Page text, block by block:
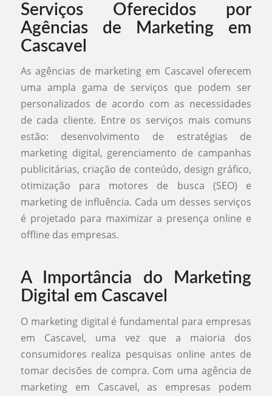
Serviços Oferecidos por
Agências de Marketing em
Cascavel
As agências de marketing em Cascavel oferecem
uma ampla gama de serviços que podem ser
personalizados de acordo com as necessidades
de cada cliente. Entre os serviços mais comuns
estão: desenvolvimento de estratégias de
marketing digital, gerenciamento de campanhas
publicitárias, criação de conteúdo, design gráfico,
otimização para motores de busca (SEO) e
marketing de influência. Cada um desses serviços
é projetado para maximizar a presença online e
offline das empresas.
A Importância do Marketing
Digital em Cascavel
O marketing digital é fundamental para empresas
em Cascavel, uma vez que a maioria dos
consumidores realiza pesquisas online antes de
tomar decisões de compra. Com uma agência de
marketing em Cascavel, as empresas podem